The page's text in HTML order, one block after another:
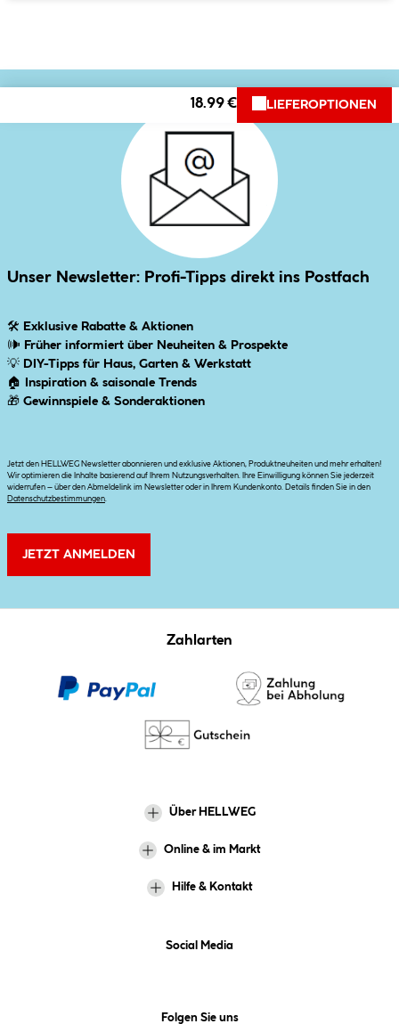
18.99 € LIEFEROPTIONEN
Unser Newsletter: Profi-Tipps direkt ins Postfach
🛠 Exklusive Rabatte & Aktionen
🕪 Früher informiert über Neuheiten & Prospekte
💡 DIY-Tipps für Haus, Garten & Werkstatt
🏠
Inspiration & saisonale Trends
🎁 Gewinnspiele & Sonderaktionen
Jetzt den HELLWEG Newsletter abonnieren und exklusive Aktionen, Produktneuheiten und mehr erhalten!
Wir optimieren die Inhalte basierend auf Ihrem Nutzungsverhalten. Ihre Einwilligung können Sie jederzeit
widerrufen – über den Abmeldelink im Newsletter oder in Ihrem Kundenkonto. Details finden Sie in den
Datenschutzbestimmungen
JETZT ANMELDEN
Zahlarten
Über HELLWEG
Online & im Markt
Hilfe & Kontakt
Social Media
Folgen Sie uns